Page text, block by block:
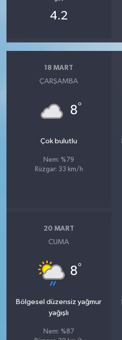
4.2
18 MART
ÇARŞAMBA
8°
Çok bulutlu
Nem: %79
Rüzgar: 33 km/h
20 MART
CUMA
8°
Bölgesel düzensiz yağmur
yağışlı
Nem: %87